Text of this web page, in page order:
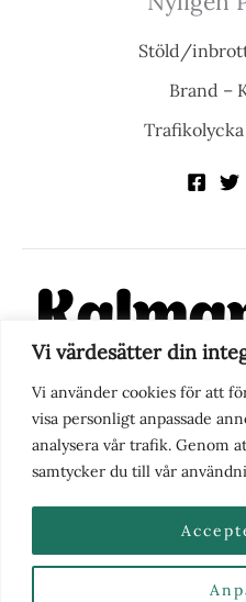
Vi värdesätter din
Vi använder cookies för att
visa personligt anpassade
analysera vår trafik. Genom
samtycker du till vår
Stöld/
Brand –
KalmarPosten är en modern
fokus på Kalmarregionen,
perspektivet, vill vi vara din
berättelser och engagemang.
fick nya
Nyhetstips eller frågor?